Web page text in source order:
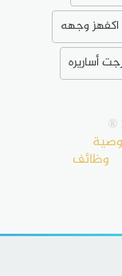
اكفهز وجهه
أساريره
®
وظائف